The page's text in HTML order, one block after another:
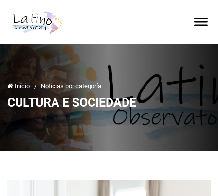
Início / Noticias por categoría
CULTURA E SOCIEDADE